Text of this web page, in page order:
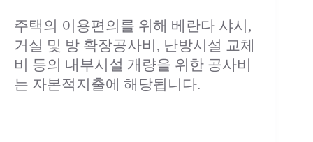
주택의 이용편의를 위해 베란다 샤시,
거실 및 방 확장공사비, 난방시설 교체
비 등의 내부시설 개량을 위한 공사비
는 자본적지출에 해당됩니다.